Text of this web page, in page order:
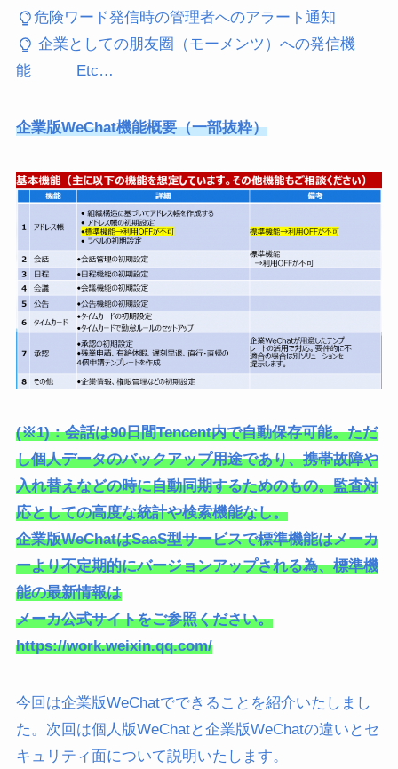
危険ワード発信時の管理者へのアラート通知
企業としての朋友圈（モーメンツ）への発信機
能 Etc…
企業版WeChat機能概要（一部抜粋）
(※1)：会話は90日間Tencent内で自動保存可能。ただ
し個人データのバックアップ用途であり、携帯故障や
入れ替えなどの時に自動同期するためのもの。監査対
応としての高度な統計や検索機能なし。
企業版WeChatはSaaS型サービスで標準機能はメーカ
ーより不定期的にバージョンアップされる為、標準機
能の最新情報は
メーカ公式サイトをご参照ください。
https://work.weixin.qq.com/
今回は企業版WeChatでできることを紹介いたしまし
た。次回は個人版WeChatと企業版WeChatの違いとセ
キュリティ面について説明いたします。